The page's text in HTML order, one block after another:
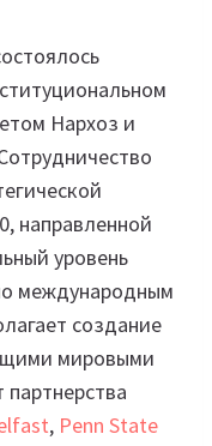
Нархоз и
направленной
уровень
международным
создание
мировыми
, Penn State